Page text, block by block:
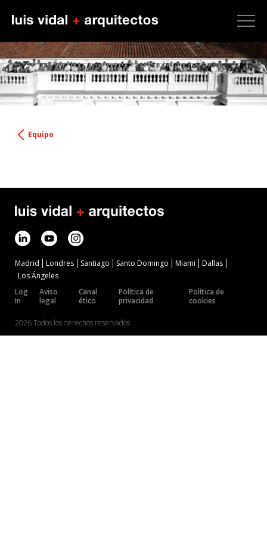
Equipo
Madrid Londres Santiago Santo Domingo Miami
Dallas
Los Ángeles
Log
In
Aviso
legal
Canal
ético
Política de
privacidad
Política de
cookies
2026 Todos los derechos reservados